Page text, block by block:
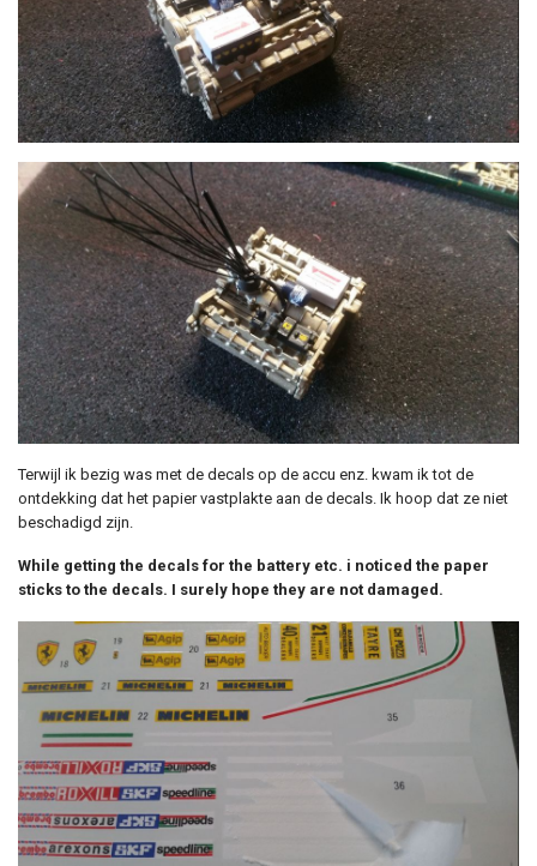
Terwijl ik bezig was met de decals op de accu enz. kwam ik tot de
ontdekking dat het papier vastplakte aan de decals. Ik hoop dat ze niet
beschadigd zijn.
While getting the decals for the battery etc. i noticed the paper
sticks to the decals. I surely hope they are not damaged.